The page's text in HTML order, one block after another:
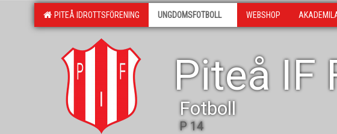
PITEÅ IDROTTSFÖRENING UNGDOMSFOTBOLL WEBSHOP
Piteå IF
Fotboll
P 14